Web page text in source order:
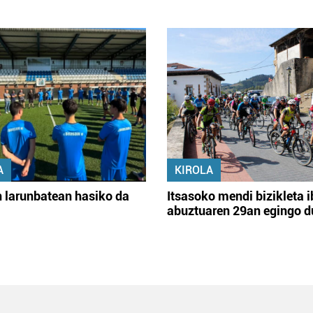
larunbatean hasiko da
KIROLA
Itsasoko mendi bizikleta
abuztuaren 29an egingo